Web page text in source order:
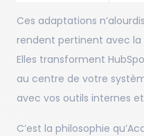
Notre plateforme vous
Ces adaptations
rendent pertinent avec la
Elles transforment
au centre de votre
avec vos outils internes
C’est la philosophie